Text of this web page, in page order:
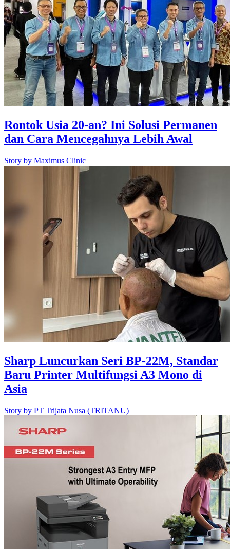
Rontok Usia 20-an? Ini Solusi Permanen
dan Cara Mencegahnya Lebih Awal
Story by Maximus Clinic
Sharp Luncurkan Seri BP-22M, Standar
Baru Printer Multifungsi A3 Mono di
Asia
Story by PT Trijata Nusa (TRITANU)